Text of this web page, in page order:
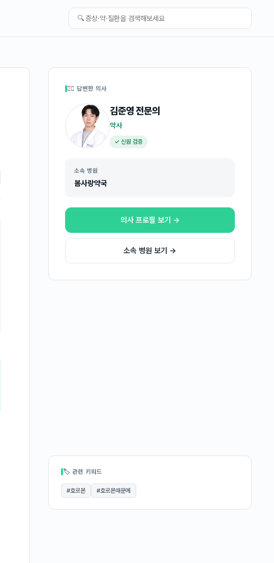
🔍
👩‍⚕️ 답변한 의사
김준영전문의
약사
✓ 신원 검증
소속 병원
봄사랑약국
의사 프로필 보기 →
소속 병원 보기 →
🏷 관련 키워드
#호르몬 #호르몬때문에